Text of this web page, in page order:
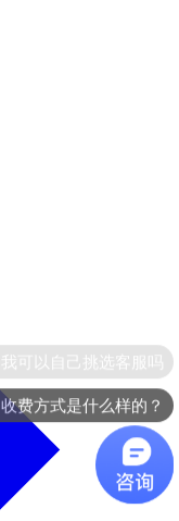
收费方式是什么样的？